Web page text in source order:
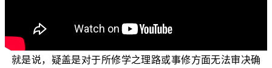
决，障碍施、戒、安忍、精进、禅定、智慧，三世因果，
三宝性相皆不显现，如何能生微妙静虑？是名疑盖。】也
就是说，疑盖是对于所修学之理路或事修方面无法审决确